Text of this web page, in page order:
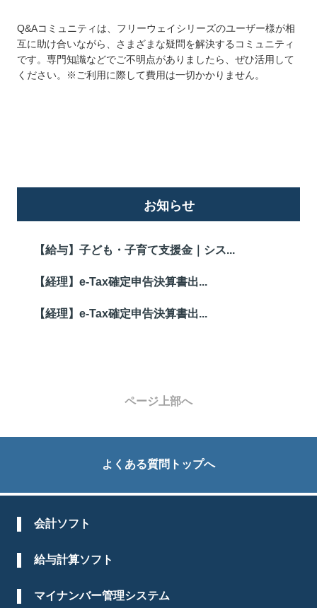
Q&Aコミュニティは、フリーウェイシリーズのユーザー様が相
互に助け合いながら、さまざまな疑問を解決するコミュニティ
です。専門知識などでご不明点がありましたら、ぜひ活用して
ください。※ご利用に際して費用は一切かかりません。
お知らせ
【給与】子ども・子育て支援金｜シス...
【経理】e-Tax確定申告決算書出...
【経理】e-Tax確定申告決算書出...
ページ上部へ
よくある質問トップへ
会計ソフト
給与計算ソフト
マイナンバー管理システム